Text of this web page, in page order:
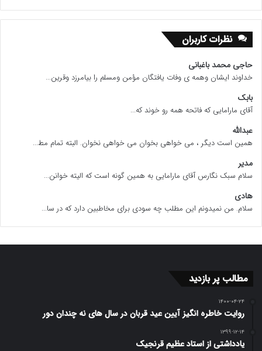
نظرات کاربران
حاجی محمد باغبانی
خداوند ایشان وهمه ی وفات یافتگان مؤمن ومسلم را بیامرزد وقرین...
بابک
آقای مارامایی که فاتحه همه رو خوند که...
عبدالله
همین است دیگر ، می خواهی بخوان می خواهی نخوان. البته تمام مط...
مدیر
سلام سبک نگارس آقای مارامایی به همین گونه است که الیته خوانن...
هادی
سلام. من نمیدونم این مطلب چه سودی برای مخاطبین دارد که در سا...
مطالب پر بازدید
۱۴۰۰-۰۴-۲۴
روایت خاطره انگیز آیین عید قربان در سال های نه چندان دور
۱۳۹۹-۱۲-۱۴
یادداشتی از استاد عظیم قرنجیک